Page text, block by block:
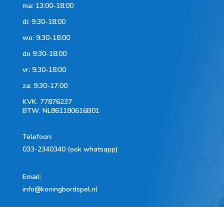
ma: 13:00-18:00
di: 9:30-18:00
wo: 9:30-18:00
do 9:30-18:00
vr: 9:30-18:00
za: 9:30-17:00
KVK. 77876237
BTW. NL861180616B01
Telefoon:
033-2340340 (ook whatsapp)
Email:
info@koningbordspel.nl